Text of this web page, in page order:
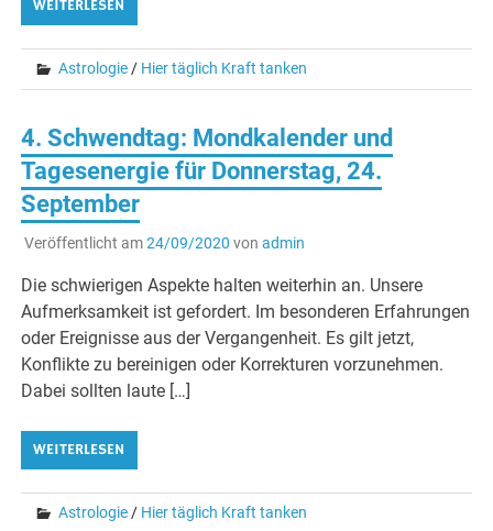
WEITERLESEN
Astrologie / Hier täglich Kraft tanken
4. Schwendtag: Mondkalender und
Tagesenergie für Donnerstag, 24.
September
Veröffentlicht am24/09/2020 von admin
Die schwierigen Aspekte halten weiterhin an. Unsere
Aufmerksamkeit ist gefordert. Im besonderen Erfahrungen
oder Ereignisse aus der Vergangenheit. Es gilt jetzt,
Konflikte zu bereinigen oder Korrekturen vorzunehmen.
Dabei sollten laute […]
WEITERLESEN
Astrologie / Hier täglich Kraft tanken